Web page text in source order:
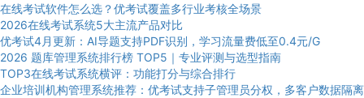
在线考试软件怎么选？优考试覆盖多行业考核全场景
2026在线考试系统5大主流产品对比
优考试4月更新：AI导题支持PDF识别，学习流量费低至0.4元/G
2026 题库管理系统排行榜 TOP5｜专业评测与选型指南
TOP3在线考试系统横评：功能打分与综合排行
企业培训机构管理系统推荐：优考试支持子管理员分权，多客户数据隔离